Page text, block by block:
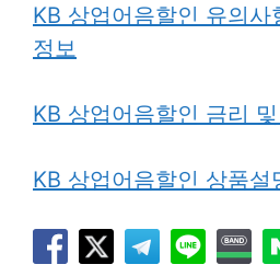
KB 상업어음할인 유의
정보
KB 상업어음할인 금리
KB 상업어음할인 상품설